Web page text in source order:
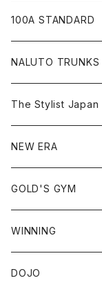
JIU-JITSU Gi ART
SHOW UP!
100A STANDARD
キャップ
Tシャツ
ショートスリーブ
ロングスリーブ
シャツ
アウター
スウェット
フーディ
ジャージ
NALUTO TRUNKS
The Stylist Japan
NEW ERA
59FIFTY
9FIFTY
39THIRTY
GOLD'S GYM
Tシャツ
ショートスリーブ
スウェット
WINNING
ヘッドギア
DOJO